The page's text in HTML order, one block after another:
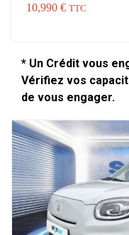
10,990 € TTC
* Un Crédit vous
Vérifiez vos
de vous engager.